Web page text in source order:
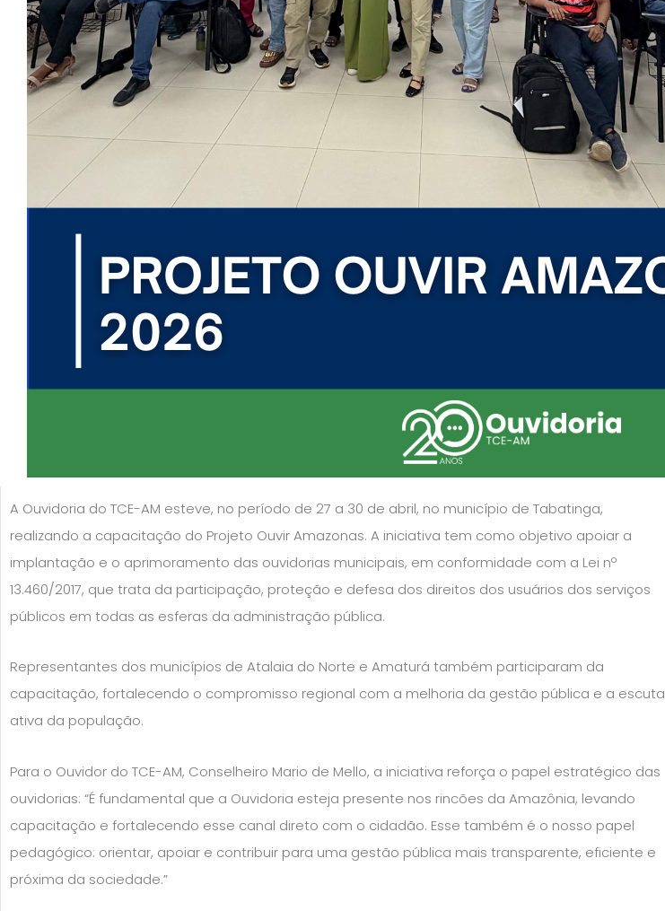
A Ouvidoria do TCE-AM esteve, no período de 27 a 30 de abril, no município de Tabatinga,
realizando a capacitação do Projeto Ouvir Amazonas. A iniciativa tem como objetivo apoiar a
implantação e o aprimoramento das ouvidorias municipais, em conformidade com a Lei nº
13.460/2017, que trata da participação, proteção e defesa dos direitos dos usuários dos serviços
públicos em todas as esferas da administração pública.
Representantes dos municípios de Atalaia do Norte e Amaturá também participaram da
capacitação, fortalecendo o compromisso regional com a melhoria da gestão pública e a escuta
ativa da população.
Para o Ouvidor do TCE-AM, Conselheiro Mario de Mello, a iniciativa reforça o papel estratégico das
ouvidorias: “É fundamental que a Ouvidoria esteja presente nos rincões da Amazônia, levando
capacitação e fortalecendo esse canal direto com o cidadão. Esse também é o nosso papel
pedagógico: orientar, apoiar e contribuir para uma gestão pública mais transparente, eficiente e
próxima da sociedade.”